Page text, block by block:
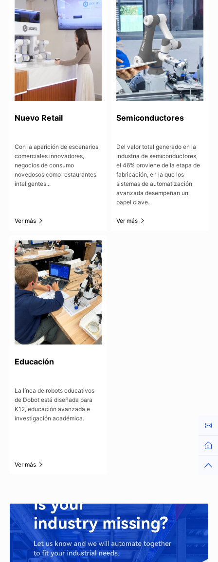
Nuevo Retail
Con la aparición de escenarios
comerciales innovadores,
negocios de consumo
novedosos como restaurantes
inteligentes...
Ver más
Semiconductores
Del valor total generado en la
industria de semiconductores,
el 46% proviene de la etapa de
fabricación, en la que los
sistemas de automatización
avanzada desempeñan un
papel clave.
Ver más
Educación
La línea de robots educativos
de Dobot está diseñada para
K12, educación avanzada e
investigación académica.
Ver más Top